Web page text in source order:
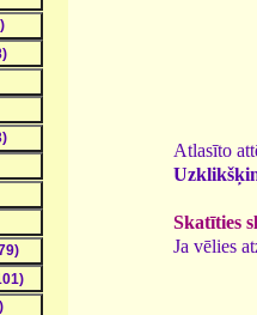
Atlasīto
Skatīties
Ja vēlies